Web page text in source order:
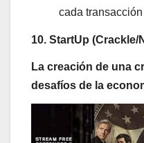
cada
10. StartUp (Crackle/
La creación de una
desafíos de la